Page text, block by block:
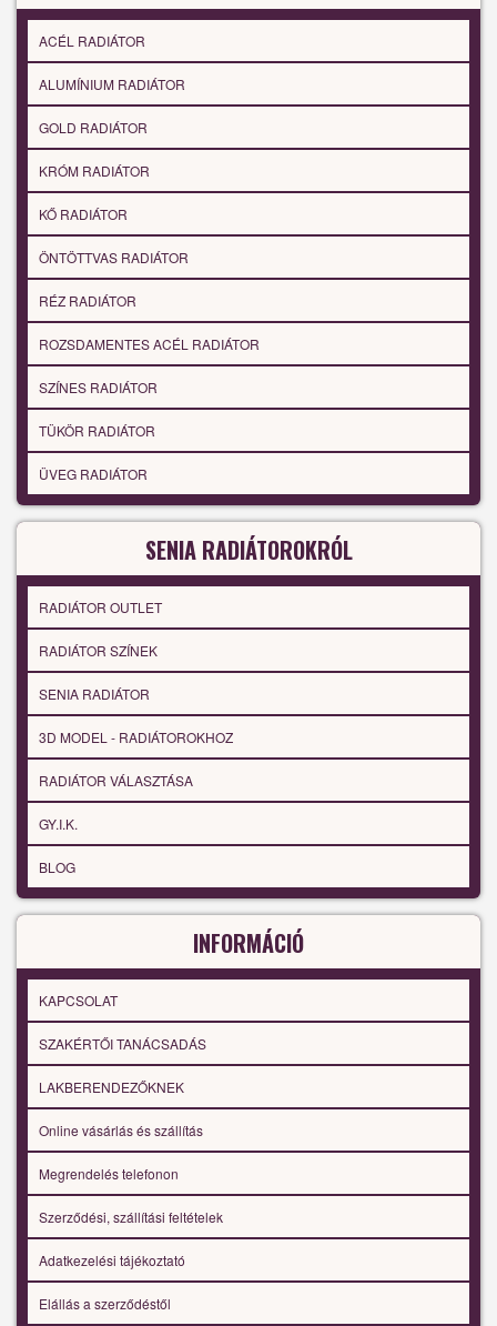
ACÉL RADIÁTOR
ALUMÍNIUM RADIÁTOR
GOLD RADIÁTOR
KRÓM RADIÁTOR
KŐ RADIÁTOR
ÖNTÖTTVAS RADIÁTOR
RÉZ RADIÁTOR
ROZSDAMENTES ACÉL RADIÁTOR
SZÍNES RADIÁTOR
TÜKÖR RADIÁTOR
ÜVEG RADIÁTOR
SENIA RADIÁTOROKRÓL
RADIÁTOR OUTLET
RADIÁTOR SZÍNEK
SENIA RADIÁTOR
3D MODEL - RADIÁTOROKHOZ
RADIÁTOR VÁLASZTÁSA
GY.I.K.
BLOG
INFORMÁCIÓ
KAPCSOLAT
SZAKÉRTŐI TANÁCSADÁS
LAKBERENDEZŐKNEK
Online vásárlás és szállítás
Megrendelés telefonon
Szerződési, szállítási feltételek
Adatkezelési tájékoztató
Elállás a szerződéstől